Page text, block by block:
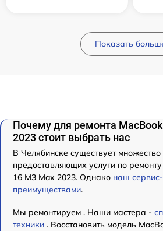
Показать
Почему для ремонта
2023 стоит выбрать нас
В Челябинске существует
предоставляющих услуги по
16 M3 Max 2023. Однако наш
преимуществами.
Мы ремонтируем . Наши мастера -
техники . Восстановить модель